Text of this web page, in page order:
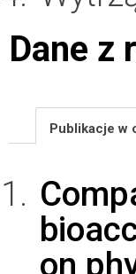
Dane z
Publikacje w
on